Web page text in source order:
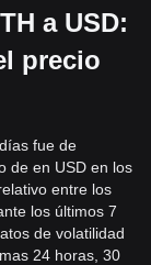
a USD:
precio
fue de
de en USD en los
entre los
los últimos 7
de volatilidad
24 horas, 30